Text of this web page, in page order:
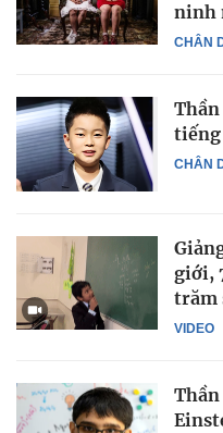
CHÂN
ninh
CHÂN
tiếng
VIDEO
giới,
trăm
Thần